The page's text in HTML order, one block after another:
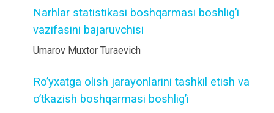
Narhlar statistikasi boshqarmasi boshlig’i
vazifasini bajaruvchisi
Umarov Muxtor Turaevich
Ro’yxatga olish jarayonlarini tashkil etish va
o’tkazish boshqarmasi boshlig’i